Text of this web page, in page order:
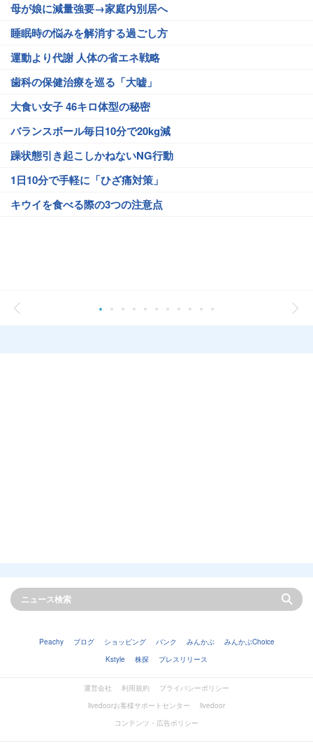
母が娘に減量強要→家庭内別居へ
睡眠時の悩みを解消する過ごし方
運動より代謝 人体の省エネ戦略
歯科の保健治療を巡る「大嘘」
大食い女子 46キロ体型の秘密
バランスボール毎日10分で20kg減
躁状態引き起こしかねないNG行動
1日10分で手軽に「ひざ痛対策」
キウイを食べる際の3つの注意点
Peachy ブログ ショッピング バンク みんかぶ
みんかぶChoice
Kstyle
株探 プレスリリース
運営会社 利用規約
プライバシーポリシー
livedoorお客様サポートセンター
livedoor
コンテンツ・広告ポリシー